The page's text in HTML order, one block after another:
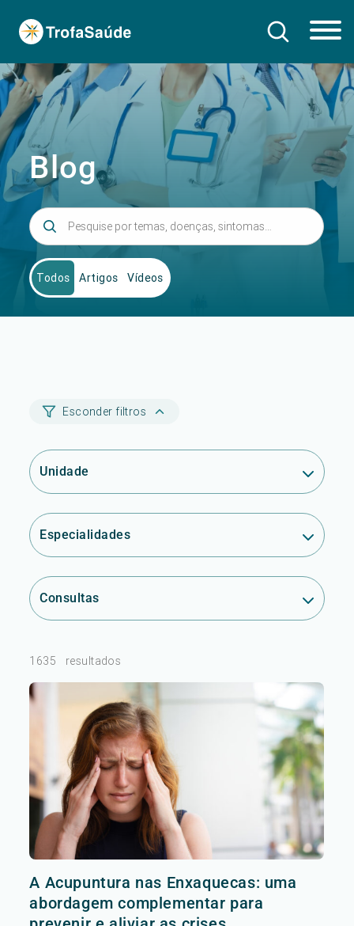
Blog
Todos Artigos Vídeos
Esconder filtros
Unidade
Especialidades
Consultas
1635 resultados
A Acupuntura nas Enxaquecas: uma
abordagem complementar para